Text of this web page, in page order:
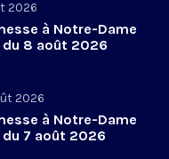
2026
à Notre-Dame
du 8 août 2026
2026
à Notre-Dame
du 7 août 2026